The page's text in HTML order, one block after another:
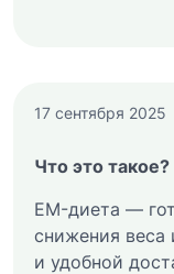
17 сентября 2025
Что это такое?
EM-диета —
снижения веса
и удобной